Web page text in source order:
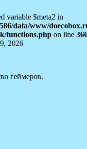
variable $meta2 in
data/www/
functions.php on line
2026
геймеров.